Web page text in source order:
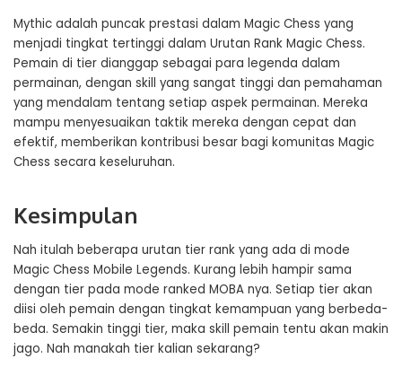
Mythic adalah puncak prestasi dalam Magic Chess yang
menjadi tingkat tertinggi dalam Urutan Rank Magic Chess.
Pemain di tier dianggap sebagai para legenda dalam
permainan, dengan skill yang sangat tinggi dan pemahaman
yang mendalam tentang setiap aspek permainan. Mereka
mampu menyesuaikan taktik mereka dengan cepat dan
efektif, memberikan kontribusi besar bagi komunitas Magic
Chess secara keseluruhan.
Kesimpulan
Nah itulah beberapa urutan tier rank yang ada di mode
Magic Chess Mobile Legends. Kurang lebih hampir sama
dengan tier pada mode ranked MOBA nya. Setiap tier akan
diisi oleh pemain dengan tingkat kemampuan yang berbeda-
beda. Semakin tinggi tier, maka skill pemain tentu akan makin
jago. Nah manakah tier kalian sekarang?